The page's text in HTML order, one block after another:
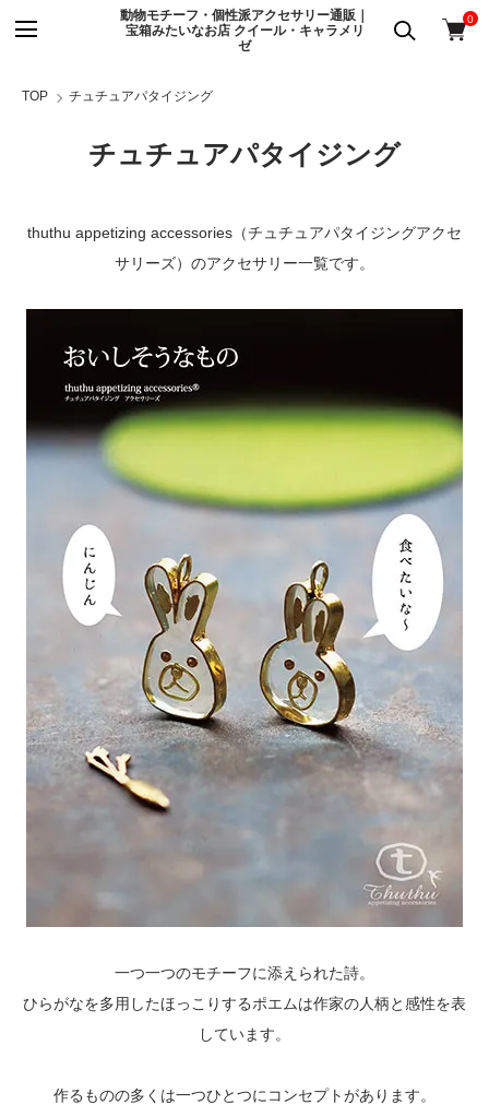
動物モチーフ・個性派アクセサリー通販｜
宝箱みたいなお店 クイール・キャラメリ
ゼ
0
TOP チュチュアパタイジング
チュチュアパタイジング
thuthu appetizing accessories（チュチュアパタイジングアクセ
サリーズ）のアクセサリー一覧です。
一つ一つのモチーフに添えられた詩。
ひらがなを多用したほっこりするポエムは作家の人柄と感性を表
しています。
作るものの多くは一つひとつにコンセプトがあります。